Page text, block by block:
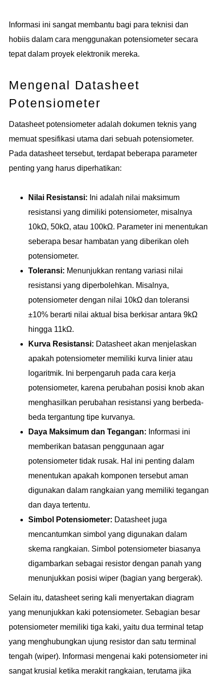
Informasi ini sangat membantu bagi para teknisi dan
hobiis dalam cara menggunakan potensiometer secara
tepat dalam proyek elektronik mereka.
Mengenal Datasheet
Potensiometer
Datasheet potensiometer adalah dokumen teknis yang
memuat spesifikasi utama dari sebuah potensiometer.
Pada datasheet tersebut, terdapat beberapa parameter
penting yang harus diperhatikan:
Nilai Resistansi: Ini adalah nilai maksimum
resistansi yang dimiliki potensiometer, misalnya
10kΩ, 50kΩ, atau 100kΩ. Parameter ini menentukan
seberapa besar hambatan yang diberikan oleh
potensiometer.
Toleransi: Menunjukkan rentang variasi nilai
resistansi yang diperbolehkan. Misalnya,
potensiometer dengan nilai 10kΩ dan toleransi
±10% berarti nilai aktual bisa berkisar antara 9kΩ
hingga 11kΩ.
Kurva Resistansi: Datasheet akan menjelaskan
apakah potensiometer memiliki kurva linier atau
logaritmik. Ini berpengaruh pada cara kerja
potensiometer, karena perubahan posisi knob akan
menghasilkan perubahan resistansi yang berbeda-
beda tergantung tipe kurvanya.
Daya Maksimum dan Tegangan: Informasi ini
memberikan batasan penggunaan agar
potensiometer tidak rusak. Hal ini penting dalam
menentukan apakah komponen tersebut aman
digunakan dalam rangkaian yang memiliki tegangan
dan daya tertentu.
Simbol Potensiometer: Datasheet juga
mencantumkan simbol yang digunakan dalam
skema rangkaian. Simbol potensiometer biasanya
digambarkan sebagai resistor dengan panah yang
menunjukkan posisi wiper (bagian yang bergerak).
Selain itu, datasheet sering kali menyertakan diagram
yang menunjukkan kaki potensiometer. Sebagian besar
potensiometer memiliki tiga kaki, yaitu dua terminal tetap
yang menghubungkan ujung resistor dan satu terminal
tengah (wiper). Informasi mengenai kaki potensiometer ini
sangat krusial ketika merakit rangkaian, terutama jika